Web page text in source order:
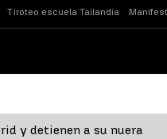
Tiroteo escuela Tailandia
y detienen a su nuera